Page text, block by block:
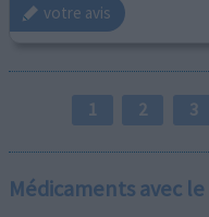
votre avis
1 2 3
Médicaments avec